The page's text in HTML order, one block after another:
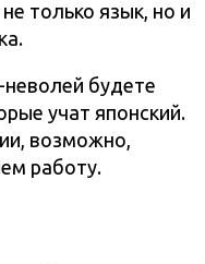
только язык, но и
будете
учат японский.
возможно,
работу.